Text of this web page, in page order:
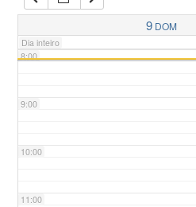
9 DOM
Dia inteiro
7:00
8:00
9:00
10:00
11:00